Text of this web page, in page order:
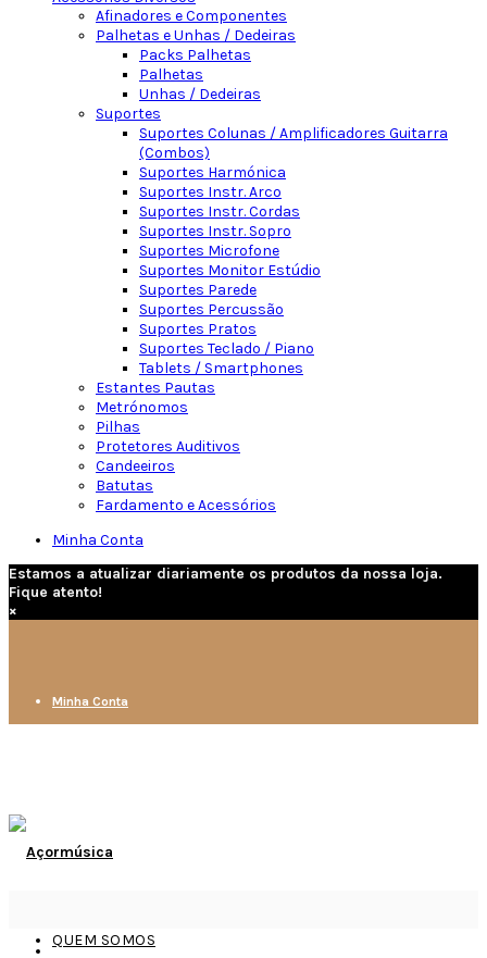
Afinadores e Componentes
Palhetas e Unhas / Dedeiras
Packs Palhetas
Palhetas
Unhas / Dedeiras
Suportes
Suportes Colunas / Amplificadores Guitarra
(Combos)
Suportes Harmónica
Suportes Instr. Arco
Suportes Instr. Cordas
Suportes Instr. Sopro
Suportes Microfone
Suportes Monitor Estúdio
Suportes Parede
Suportes Percussão
Suportes Pratos
Suportes Teclado / Piano
Tablets / Smartphones
Estantes Pautas
Metrónomos
Pilhas
Protetores Auditivos
Candeeiros
Batutas
Fardamento e Acessórios
Minha Conta
Estamos a atualizar diariamente os produtos da nossa loja.
Fique atento!
×
Minha Conta
QUEM SOMOS